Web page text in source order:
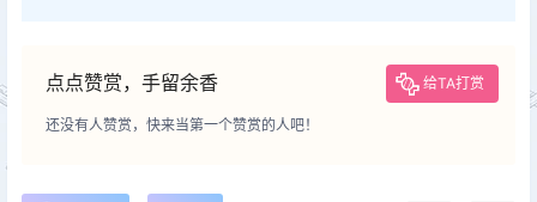
点点赞赏，手留余香 给TA打赏
还没有人赞赏，快来当第一个赞赏的人吧！